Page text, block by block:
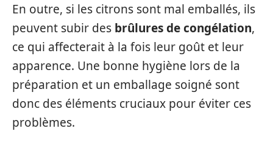
En outre, si les citrons sont mal emballés, ils
peuvent subir des brûlures de congélation,
ce qui affecterait à la fois leur goût et leur
apparence. Une bonne hygiène lors de la
préparation et un emballage soigné sont
donc des éléments cruciaux pour éviter ces
problèmes.